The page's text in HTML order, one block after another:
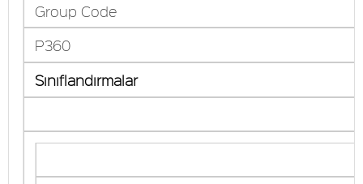
Group Code
P360
Sınıflandırmalar